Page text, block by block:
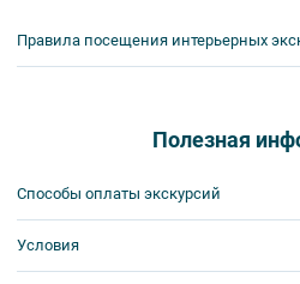
Правила посещения интерьерных
туров. Поэтому, пожалуйста,
соблюдение которых сделает ваш
1. На интерьерных экскурсиях
запрещается употреблять алкоголь.
Полезная
Способы оплаты экскурсий
Условия